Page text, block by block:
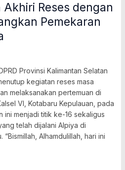
Reses dengan
Pemekaran
Provinsi Kalimantan Selatan
kegiatan reses masa
melaksanakan pertemuan di
VI, Kotabaru Kepulauan, pada
ini menjadi titik ke-16 sekaligus
telah dijalani Alpiya di
Alhamdulillah, hari ini